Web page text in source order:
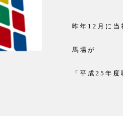
昨年12月に当
馬場が
「平成25年